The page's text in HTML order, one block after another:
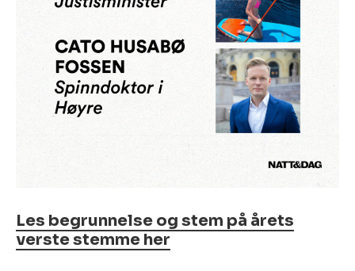
Les begrunnelse og stem på årets
verste stemme her